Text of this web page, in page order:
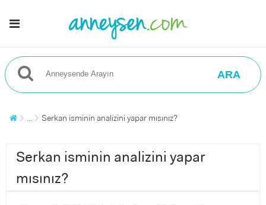
ARA
... Serkan isminin analizini yapar mısınız?
Serkan isminin analizini yapar
mısınız?